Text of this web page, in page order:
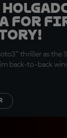
for
thriller as the
back-to-back